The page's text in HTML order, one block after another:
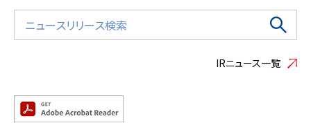
IRニュース一覧